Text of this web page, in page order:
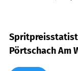
Pörtschach Am